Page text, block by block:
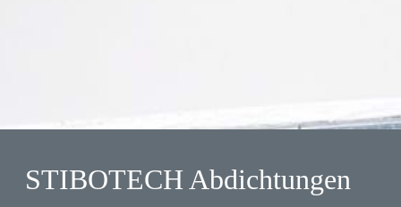
STIBOTECH Abdichtungen